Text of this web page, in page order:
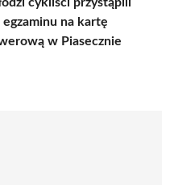
egzaminu na kartę
w Piasecznie